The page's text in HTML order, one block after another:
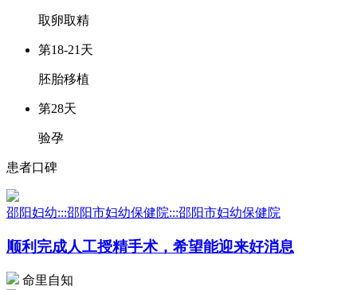
取卵取精
第18-21天
胚胎移植
第28天
验孕
患者口碑
邵阳妇幼:::邵阳市妇幼保健院:::邵阳市妇幼保健院
顺利完成人工授精手术，希望能迎来好消息
命里自知